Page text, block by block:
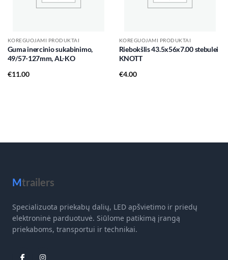
KOREGUOJAMI PRODUKTAI
Guma inercinio sukabinimo,
49/57-127mm, AL-KO
€11.00
KOREGUOJAMI PRODUKTAI
Riebokšlis 43.5x56x7.00 stebulei
KNOTT
€4.00
Mtrailers
Specializuota priekabų dalių, LED apšvietimo ir priedų
elektroninė parduotuvė. Siūlome patikimą įrangą
priekaboms, transportui ir technikai.